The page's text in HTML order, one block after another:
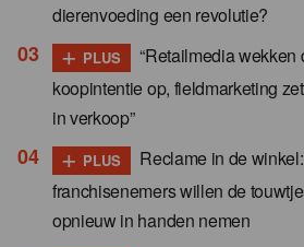
dierenvoeding een revolutie?
+ PLUS
“Retailmedia wekken
koopintentie op, fieldmarketing
in verkoop”
+ PLUS
Reclame in de winkel:
franchisenemers willen de
opnieuw in handen nemen